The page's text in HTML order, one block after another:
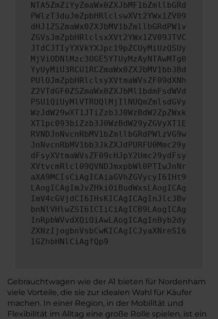
NTA5ZmZiYyZmaWx0ZXJbMF1bZmllbGRd
PWlzT3duJmZpbHRlclswXVt2YWx1ZV09
dHJ1ZSZmaWx0ZXJbMV1bZmllbGRdPW1v
ZGVsJmZpbHRlclsxXVt2YWx1ZV09JTVC
JTdCJTIyYXVkYXJpc19pZCUyMiUzQSUy
MjViODNlMzc3OGE5YTUyMzAyNTAwMTg0
YyUyMiU3RCU1RCZmaWx0ZXJbMV1bb3Bd
PUlOJmZpbHRlclsyXVtmaWVsZF09dXNh
Z2VTdGF0ZSZmaWx0ZXJbMl1bdmFsdWVd
PSU1QiUyMlVTRUQlMjIlNUQmZmlsdGVy
WzJdW29wXT1JTiZzb3J0WzBdW2ZpZWxk
XT1pc093biZzb3J0WzBdW29yZGVyXT1E
RVNDJnNvcnRbMV1bZmllbGRdPWlzVG9w
JnNvcnRbMV1bb3JkZXJdPURFU0Mmc29y
dFsyXVtmaWVsZF09cHJpY2Umc29ydFsy
XVtvcmRlcl09QVNDJmxpbWl0PTIwJnNr
aXA9MCIsCiAgICAiaGVhZGVycyI6IHt9
LAogICAgImJvZHkiOiBudWxsLAogICAg
ImV4cGVjdCI6IHsKICAgICAgInJlc3Bv
bnNlVHlwZSI6ICIiCiAgICB9LAogICAg
InRpbWVvdXQiOiAwLAogICAgInByb2dy
ZXNzIjogbnVsbCwKICAgICJyaXNreSI6
IGZhbHNlCiAgfQp9
Gebrauchtwagen wie der A1 bieten für Nordenham
viele Vorteile, die sie zur idealen Wahl für Käufer
machen. In einer Region, in der Mobilität und
Flexibilität im Alltag eine große Rolle spielen, ist ein